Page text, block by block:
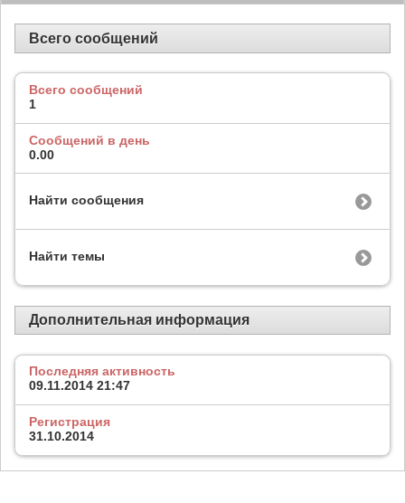
Всего сообщений
Всего сообщений
1
Сообщений в день
0.00
Найти сообщения
Найти темы
Дополнительная информация
Последняя активность
09.11.2014 21:47
Регистрация
31.10.2014